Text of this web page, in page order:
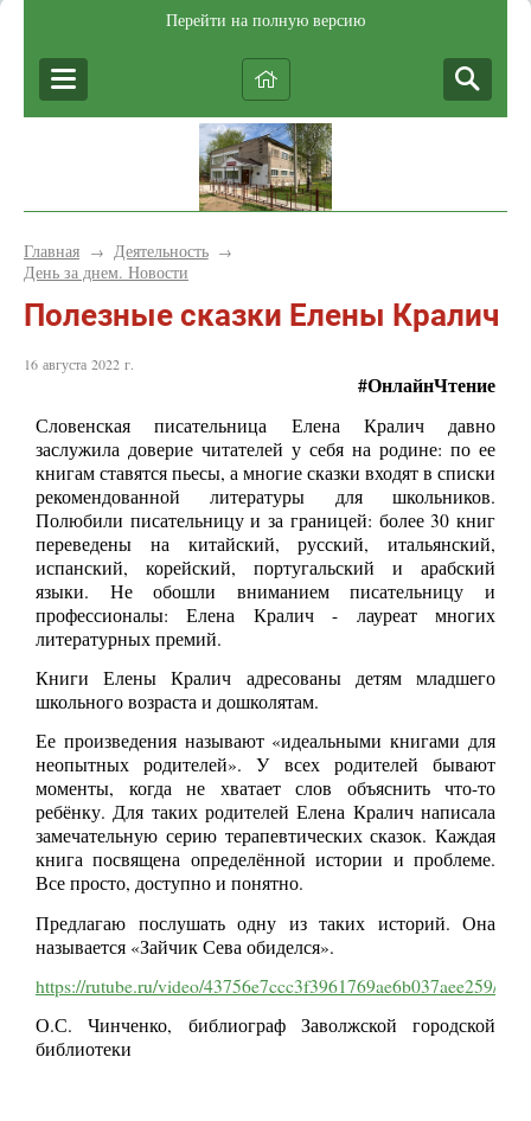
Перейти на полную версию
Главная → Деятельность →
День за днем. Новости
Полезные сказки Елены Кралич
16 августа 2022 г.
#ОнлайнЧтение
Словенская писательница Елена Кралич давно
заслужила доверие читателей у себя на родине: по ее
книгам ставятся пьесы, а многие сказки входят в списки
рекомендованной литературы для школьников.
Полюбили писательницу и за границей: более 30 книг
переведены на китайский, русский, итальянский,
испанский, корейский, португальский и арабский
языки. Не обошли вниманием писательницу и
профессионалы: Елена Кралич - лауреат многих
литературных премий.
Книги Елены Кралич адресованы детям младшего
школьного возраста и дошколятам.
Ее произведения называют «идеальными книгами для
неопытных родителей». У всех родителей бывают
моменты, когда не хватает слов объяснить что-то
ребёнку. Для таких родителей Елена Кралич написала
замечательную серию терапевтических сказок. Каждая
книга посвящена определённой истории и проблеме.
Все просто, доступно и понятно.
Предлагаю послушать одну из таких историй. Она
называется «Зайчик Сева обиделся».
https://rutube.ru/video/43756e7ccc3f3961769ae6b037aee259/
О.С. Чинченко, библиограф Заволжской городской
библиотеки